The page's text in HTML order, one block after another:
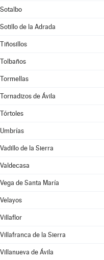
Sotalbo
Sotillo de la Adrada
Tiñosillos
Tolbaños
Tormellas
Tornadizos de Ávila
Tórtoles
Umbrías
Vadillo de la Sierra
Valdecasa
Vega de Santa María
Velayos
Villaflor
Villafranca de la Sierra
Villanueva de Ávila